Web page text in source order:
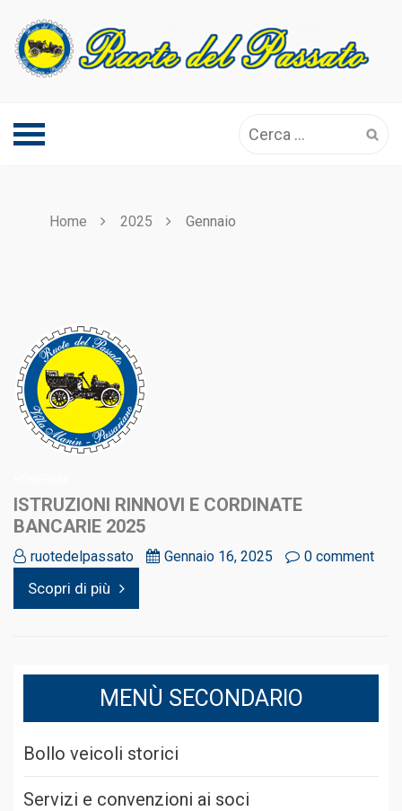
content
per:
Home 2025 Gennaio
ISTRUZIONI RINNOVI E CORDINATE
BANCARIE 2025
ruotedelpassato Gennaio 16, 2025 0 comment
Scopri di più
MENÙ SECONDARIO
Bollo veicoli storici
Servizi e convenzioni ai soci